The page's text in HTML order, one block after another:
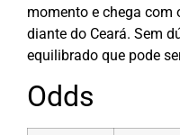
momento e chega
diante do Ceará. Sem
equilibrado que pode
Odds